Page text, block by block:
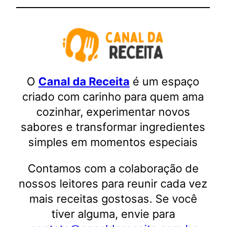
O Canal da Receita é um espaço
criado com carinho para quem ama
cozinhar, experimentar novos
sabores e transformar ingredientes
simples em momentos especiais
Contamos com a colaboração de
nossos leitores para reunir cada vez
mais receitas gostosas. Se você
tiver alguma, envie para